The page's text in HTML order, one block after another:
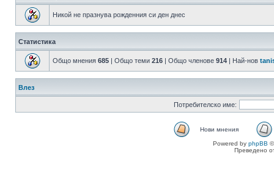
Никой не празнува рожденния си ден днес
Статистика
Общо мнения 685 | Общо теми 216 | Общо членове 914 | Най-нов
Влез
Потребителско име:
Нови мнения
Powered by phpBB
Преведено